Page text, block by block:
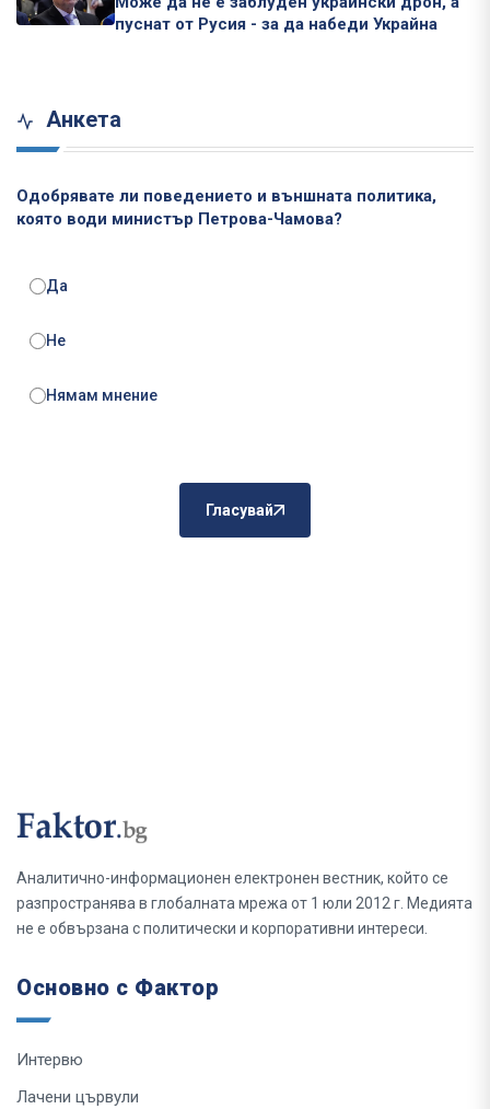
пуснат от Русия - за да набеди Украйна
Анкета
Одобрявате ли поведението и външната политика,
която води министър Петрова-Чамова?
Да
Не
Нямам мнение
Гласувай
Аналитично-информационен електронен вестник, който се
разпространява в глобалната мрежа от 1 юли 2012 г. Медията
не е обвързана с политически и корпоративни интереси.
Основно с Фактор
Интервю
Лачени цървули